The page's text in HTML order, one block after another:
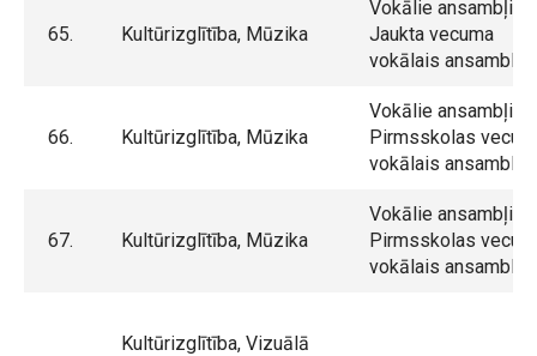
65. Kultūrizglītība, Mūzika
Vokālie ansambļi,
Jaukta vecuma
vokālais ansamblis
66. Kultūrizglītība, Mūzika
Vokālie ansambļi,
Pirmsskolas
vokālais ansamblis
67. Kultūrizglītība, Mūzika
Vokālie ansambļi,
Pirmsskolas
vokālais ansamblis
Kultūrizglītība, Vizuālā